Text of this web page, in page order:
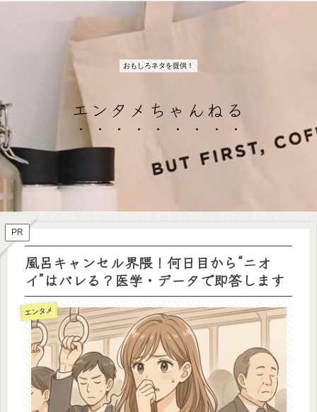
おもしろネタを提供！
エンタメちゃんねる
PR
風呂キャンセル界隈！何日目から“ニオ
イ”はバレる？医学・データで即答します
エンタメ